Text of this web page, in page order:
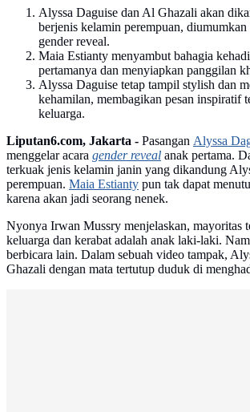
Alyssa Daguise dan Al Ghazali akan
berjenis kelamin perempuan, diumumkan
gender reveal.
Maia Estianty menyambut bahagia
pertamanya dan menyiapkan panggilan
Alyssa Daguise tetap tampil stylish dan
kehamilan, membagikan pesan inspiratif
keluarga.
Liputan6.com, Jakarta - Pasangan Alyssa
menggelar acara gender reveal anak pertama.
terkuak jenis kelamin janin yang dikandung
perempuan. Maia Estianty pun tak dapat
karena akan jadi seorang nenek.
Nyonya Irwan Mussry menjelaskan, mayoritas
keluarga dan kerabat adalah anak laki-laki.
berbicara lain. Dalam sebuah video tampak,
Ghazali dengan mata tertutup duduk di